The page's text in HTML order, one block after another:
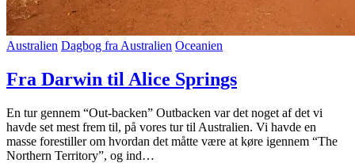
Australien Dagbog fra Australien Oceanien
Fra Darwin til Alice Springs
En tur gennem “Out-backen” Outbacken var det noget af det vi
havde set mest frem til, på vores tur til Australien. Vi havde en
masse forestiller om hvordan det måtte være at køre igennem “The
Northern Territory”, og ind…